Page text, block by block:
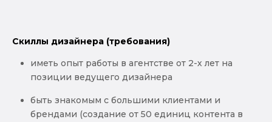
Скиллы дизайнера (требования)
иметь опыт работы в агентстве от 2-х лет на
позиции ведущего дизайнера
быть знакомым с большими клиентами и
брендами (создание от 50 единиц контента в